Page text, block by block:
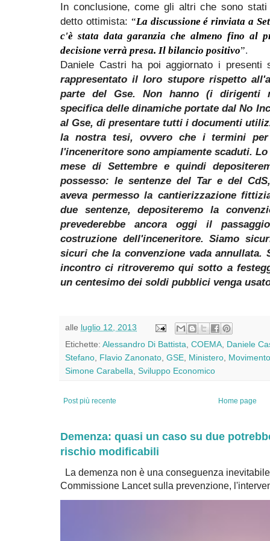
In conclusione, come gli altri che sono
detto ottimista: “La discussione é rinviata a
c'è stata data garanzia che almeno fino al
decisione verrà presa. Il bilancio positivo”.
Daniele Castri ha poi aggiornato i presenti
rappresentato il loro stupore rispetto
parte del Gse. Non hanno (i dirigenti
specifica delle dinamiche portate dal No
al Gse, di presentare tutti i documenti
la nostra tesi, ovvero che i termini
l'inceneritore sono ampiamente scaduti.
mese di Settembre e quindi
possesso: le sentenze del Tar e del
aveva permesso la cantierizzazione
due sentenze, depositeremo la
prevederebbe ancora oggi il
costruzione dell'inceneritore. Siamo
sicuri che la convenzione vada annullata.
incontro ci ritroveremo qui sotto a
un centesimo dei soldi pubblici venga
alle luglio 12, 2013
Etichette: Alessandro Di Battista COEMA Daniele
Stefano Flavio Zanonato GSE Ministero
Simone Carabella Sviluppo Economico
Post più recente Home page
Demenza: quasi un caso su due
rischio modificabili
La demenza non è una conseguenza
Commissione Lancet sulla prevenzione,